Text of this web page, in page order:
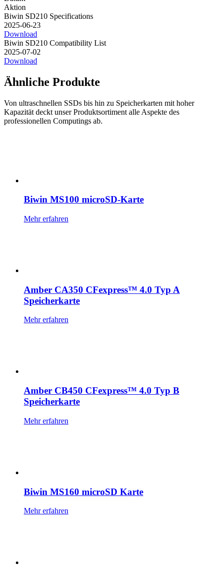
Aktion
Biwin SD210 Specifications
2025-06-23
Download
Biwin SD210 Compatibility List
2025-07-02
Download
Ähnliche Produkte
Von ultraschnellen SSDs bis hin zu Speicherkarten mit hoher
Kapazität deckt unser Produktsortiment alle Aspekte des
professionellen Computings ab.
Biwin MS100 microSD-Karte
Mehr erfahren
Amber CA350 CFexpress™ 4.0 Typ A
Speicherkarte
Mehr erfahren
Amber CB450 CFexpress™ 4.0 Typ B
Speicherkarte
Mehr erfahren
Biwin MS160 microSD Karte
Mehr erfahren